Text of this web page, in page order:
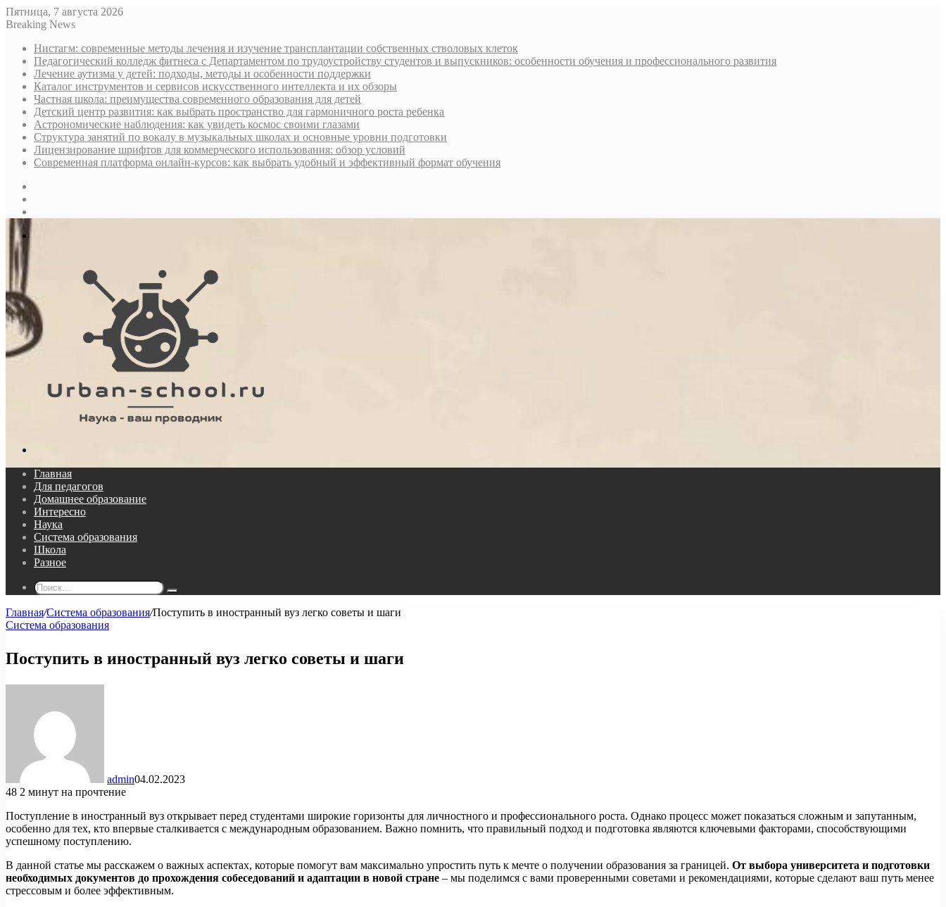
Пятница, 7 августа 2026
Breaking News
Нистагм: современные методы лечения и изучение трансплантации собственных стволовых клеток
Педагогический колледж фитнеса с Департаментом по трудоустройству студентов и выпускников: особенности обучения и профессионального развития
Лечение аутизма у детей: подходы, методы и особенности поддержки
Каталог инструментов и сервисов искусственного интеллекта и их обзоры
Частная школа: преимущества современного образования для детей
Детский центр развития: как выбрать пространство для гармоничного роста ребенка
Астрономические наблюдения: как увидеть космос своими глазами
Структура занятий по вокалу в музыкальных школах и основные уровни подготовки
Лицензирование шрифтов для коммерческого использования: обзор условий
Современная платформа онлайн-курсов: как выбрать удобный и эффективный формат обучения
Главная
Для педагогов
Домашнее образование
Интересно
Наука
Система образования
Школа
Разное
Поиск...
Главная/Система образования/Поступить в иностранный вуз легко советы и шаги
Система образования
Поступить в иностранный вуз легко советы и шаги
admin04.02.2023
48 2 минут на прочтение
Поступление в иностранный вуз открывает перед студентами широкие горизонты для личностного и профессионального роста. Однако процесс может показаться сложным и запутанным,
особенно для тех, кто впервые сталкивается с международным образованием. Важно помнить, что правильный подход и подготовка являются ключевыми факторами, способствующими
успешному поступлению.
В данной статье мы расскажем о важных аспектах, которые помогут вам максимально упростить путь к мечте о получении образования за границей. От выбора университета и подготовки
необходимых документов до прохождения собеседований и адаптации в новой стране – мы поделимся с вами проверенными советами и рекомендациями, которые сделают ваш путь менее
стрессовым и более эффективным.